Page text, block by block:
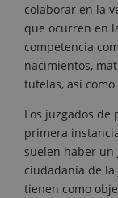
colaborar en la
que ocurren en
competencia
nacimientos,
tutelas, así
Los juzgados de
primera
suelen haber un
ciudadanía de
tienen como